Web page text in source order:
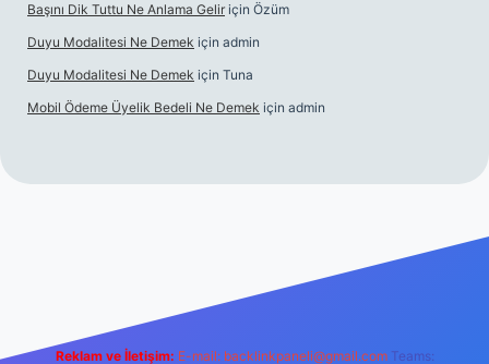
Başını Dik Tuttu Ne Anlama Gelir için Özüm
Duyu Modalitesi Ne Demek için admin
Duyu Modalitesi Ne Demek için Tuna
Mobil Ödeme Üyelik Bedeli Ne Demek için admin
Reklam ve İletişim: E-mail: backlinkpaneli@gmail.com Teams: